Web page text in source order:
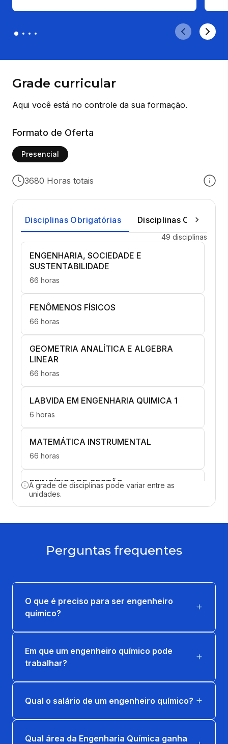
Grade curricular
Aqui você está no controle da sua formação.
Formato de Oferta
Presencial
3680 Horas totais
Disciplinas Obrigatórias Disciplinas Optativas
49 disciplinas
ENGENHARIA, SOCIEDADE E
SUSTENTABILIDADE
66 horas
FENÔMENOS FÍSICOS
66 horas
GEOMETRIA ANALÍTICA E ALGEBRA
LINEAR
66 horas
LABVIDA EM ENGENHARIA QUIMICA 1
6 horas
MATEMÁTICA INSTRUMENTAL
66 horas
PRINCÍPIOS DE GESTÃO
66 horas
ANÁLISE DE DADOS
FÍSICA TEORICA EXPERIMENTAL -
MECÂNICA
65 horas
LABVIDA EM ENGENHARIA QUIMICA 2
QUÍMICA TECNOLÓGICA
REPRESENTAÇÃO GRÁFICA PARA
A grade de disciplinas pode variar entre as
unidades.
Perguntas frequentes
O que é preciso para ser engenheiro
químico?
Em que um engenheiro químico pode
trabalhar?
Qual o salário de um engenheiro químico?
Qual área da Engenharia Química ganha